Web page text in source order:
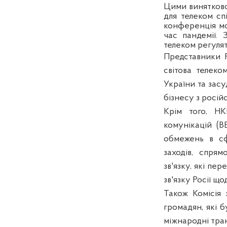
Цими
для телеком
конференція
час пандемії.
телеком
Представники
світова
України та
бізнесу з
Крім того,
комунікацій
обмежень в
заходів,
зв'язку, які
зв'язку Росії
Також Комісія
громадян, які
міжнародні